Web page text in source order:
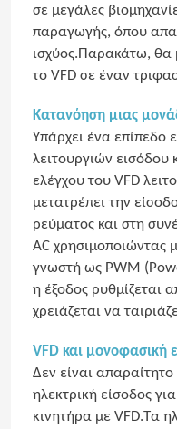
σε μεγάλες
παραγωγής, όπου
ισχύος.Παρακάτω,
το VFD σε έναν
Κατανόηση μιας
Υπάρχει ένα επίπεδο
λειτουργιών εισόδου
ελέγχου του VFD
μετατρέπει την
ρεύματος και στη
AC χρησιμοποιώντας
γνωστή ως PWM
η έξοδος ρυθμίζεται
χρειάζεται να
VFD και μονοφασική
Δεν είναι
ηλεκτρική είσοδος
κινητήρα με VFD.Τα